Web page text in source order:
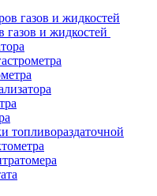
газов и жидкостей
топливораздаточной